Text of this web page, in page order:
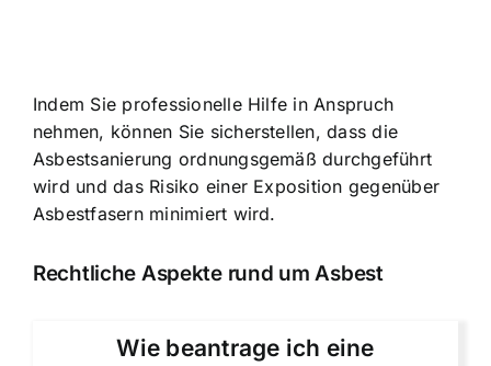
Indem Sie professionelle Hilfe in Anspruch
nehmen, können Sie sicherstellen, dass die
Asbestsanierung ordnungsgemäß durchgeführt
wird und das Risiko einer Exposition gegenüber
Asbestfasern minimiert wird.
Rechtliche Aspekte rund um Asbest
Wie beantrage ich eine